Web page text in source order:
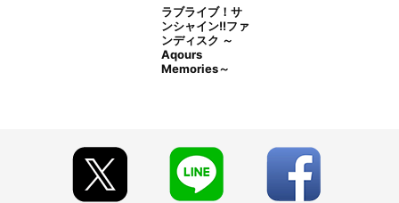
●本来の用途以外で使用しないでください。
●高温多湿の場所では変形・変色が生じる場合が御座います。
●低温時では割れ・変色が生じる場合が御座います。
●直射日光及び紫外線が長期間あたる場所では変色や劣化の原因に
なりますので、保管の際はご注意ください。
●廃棄の際は地方自治体の廃棄区分に従ってください。
ラブライブ！School idol STORE（プレミアムバンダイ、A-on
【ご注意（必ずお読みください）】
■商品について
※本商品は、ラブライブ！School idol STORE（A-on STORE
プレミアムバンダイ支店）にて販売される商品と同じ仕様となりま
ラブライブ！サ
ンシャイン!!ファ
ンディスク ～
Aqours
Memories～